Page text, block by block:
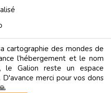
cartographie des mondes de
l’hébergement et le nom
le Galion reste un espace
merci pour vos dons